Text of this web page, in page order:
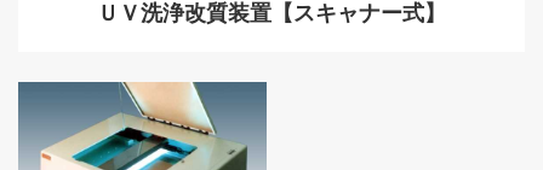
ＵＶ洗浄改質装置【スキャナー式】